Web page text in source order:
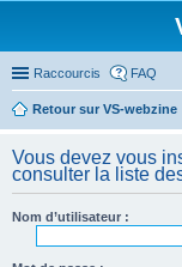
Raccourcis FAQ
Retour sur VS-webzine
Vous devez vous
consulter la liste
Nom d’utilisateur :